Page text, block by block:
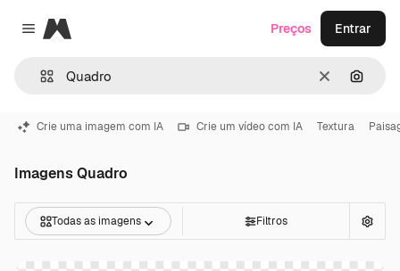
Close menu
Magnific
Limpar
Preços Entrar
Crie uma imagem com IA Crie um vídeo com IA Textura
Imagens Quadro
Todas as imagens Filtros